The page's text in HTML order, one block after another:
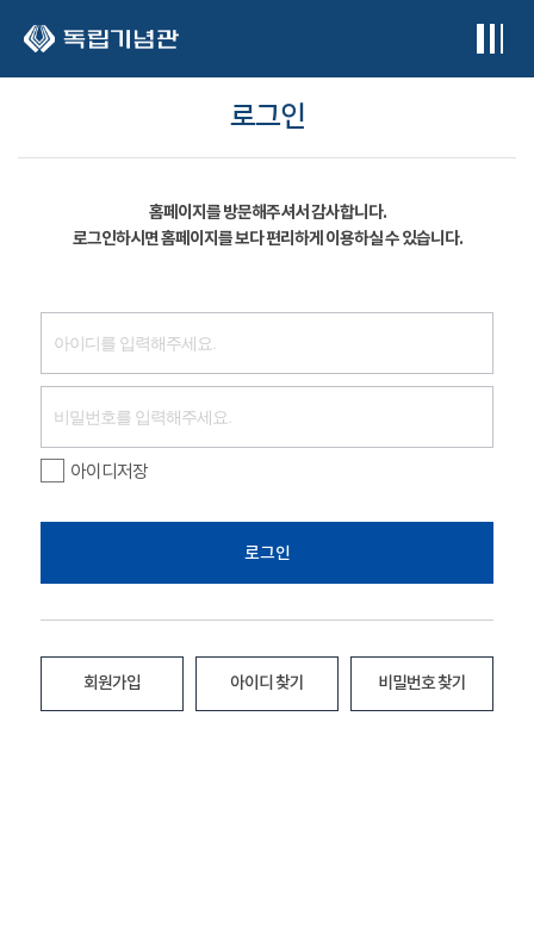
로그인
홈페이지를 방문해주셔서 감사합니다.
로그인하시면 홈페이지를 보다 편리하게 이용하실 수 있습니다.
아이디저장
로그인
회원가입 아이디 찾기 비밀번호 찾기